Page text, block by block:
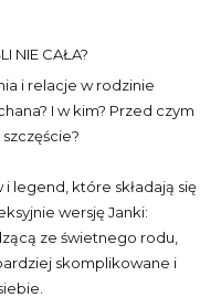
NIE CAŁA?
i relacje w rodzinie
I w kim? Przed czym
szczęście?
legend, które składają się
wersję Janki:
ze świetnego rodu,
skomplikowane i